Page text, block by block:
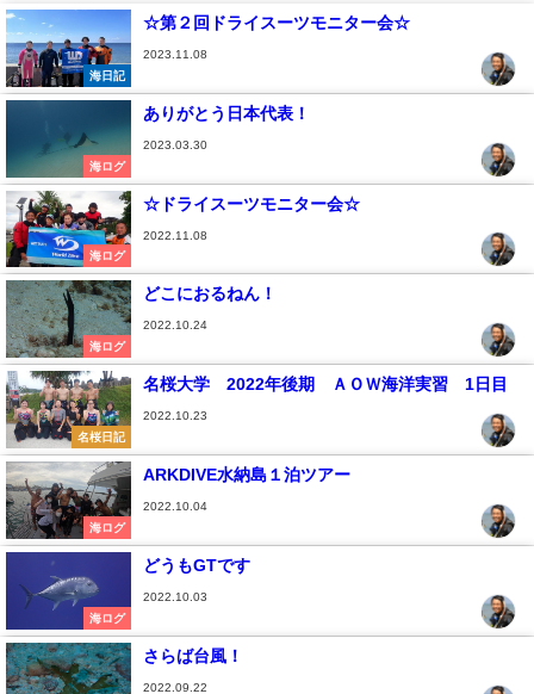
海日記
☆第２回ドライスーツモニター会☆
2023.11.08
海ログ
ありがとう日本代表！
2023.03.30
海ログ
☆ドライスーツモニター会☆
2022.11.08
海ログ
どこにおるねん！
2022.10.24
名桜日記
名桜大学 2022年後期 ＡＯＷ海洋実習 1日目
2022.10.23
海ログ
ARKDIVE水納島１泊ツアー
2022.10.04
海ログ
どうもGTです
2022.10.03
さらば台風！
2022.09.22